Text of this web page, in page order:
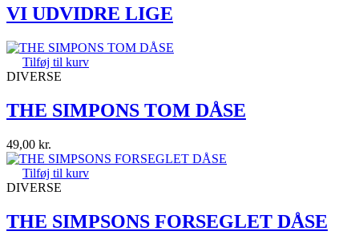
VI UDVIDRE LIGE
Tilføj til kurv
DIVERSE
THE SIMPONS TOM DÅSE
49,00 kr.
Tilføj til kurv
DIVERSE
THE SIMPSONS FORSEGLET DÅSE